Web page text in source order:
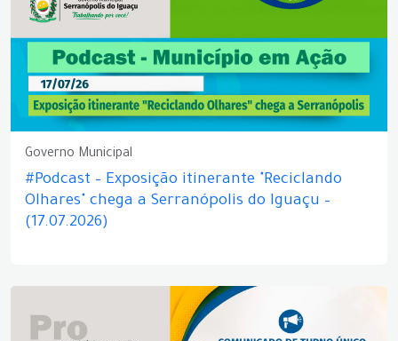
Governo Municipal
#Podcast – Exposição itinerante "Reciclando
Olhares" chega a Serranópolis do Iguaçu –
(17.07.2026)